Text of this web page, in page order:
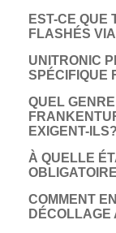
EST-CE QUE
FLASHÉS
UNITRONIC
SPÉCIFIQUE
QUEL
EXIGENT-ILS?
À QUELLE
COMMENT
DÉCOLLAGE